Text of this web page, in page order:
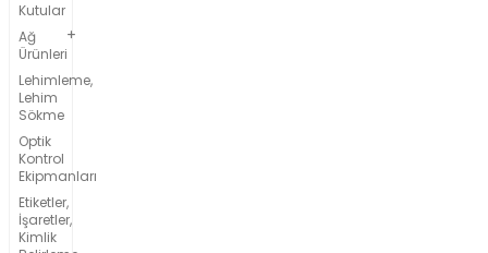
Kutular
Ağ
Ürünleri
Lehimleme,
Lehim
Sökme
Optik
Kontrol
Ekipmanları
Etiketler,
İşaretler,
Kimlik